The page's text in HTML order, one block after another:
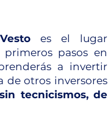
es el lugar
pasos en
a invertir
de otros inversores
sin tecnicismos, de